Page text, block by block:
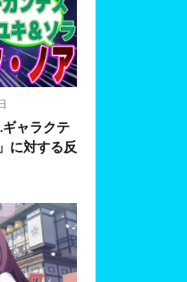
ャラクテ
に対する反